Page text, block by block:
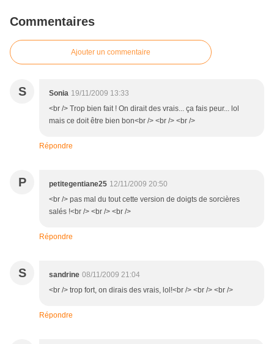
Commentaires
Ajouter un commentaire
S Sonia 19/11/2009 13:33
<br /> Trop bien fait ! On dirait des vrais... ça fais peur... lol
mais ce doit être bien bon<br /> <br /> <br />
Répondre
P petitegentiane25 12/11/2009 20:50
<br /> pas mal du tout cette version de doigts de sorcières
salés !<br /> <br /> <br />
Répondre
S sandrine 08/11/2009 21:04
<br /> trop fort, on dirais des vrais, lol!<br /> <br /> <br />
Répondre